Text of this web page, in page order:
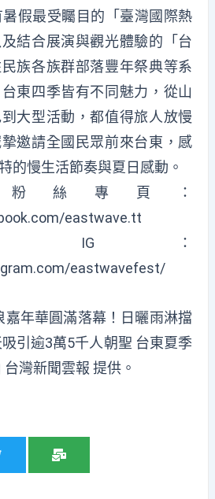
假最受矚目的「臺灣國際熱
結合展演與觀光體驗的「台
族各族群部落豐年祭典等系
東四季皆有不同魅力，從山
大型活動，都值得旅人放慢
邀請全國民眾前來台東，感
的慢生活節奏與夏日感動。
絲專頁：
eastwave.tt
IG：
eastwavefest/
嘉年華圓滿落幕！日曬雨淋擋
引逾3萬5千人朝聖 台東夏季
台灣新聞雲報 提供。